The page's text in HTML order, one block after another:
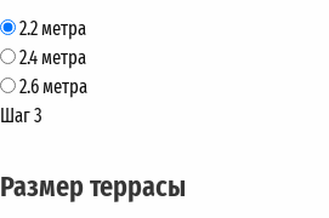
2.2 метра
2.4 метра
2.6 метра
Шаг 3
Размер террасы